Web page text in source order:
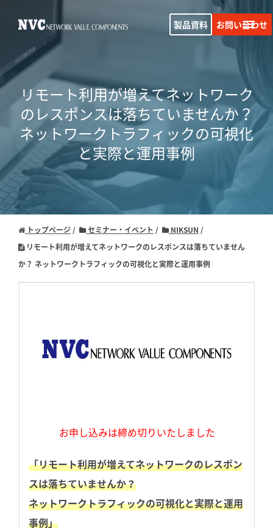
製品資料 お問い合わせ
リモート利用が増えてネットワーク
のレスポンスは落ちていませんか？
ネットワークトラフィックの可視化
と実際と運用事例
トップページ セミナー・イベント
NIKSUN
リモート利用が増えてネットワークのレスポンスは落ちていません
か？ ネットワークトラフィックの可視化と実際と運用事例
お申し込みは締め切りいたしました
「リモート利用が増えてネットワークのレスポン
スは落ちていませんか？
ネットワークトラフィックの可視化と実際と運用
事例」